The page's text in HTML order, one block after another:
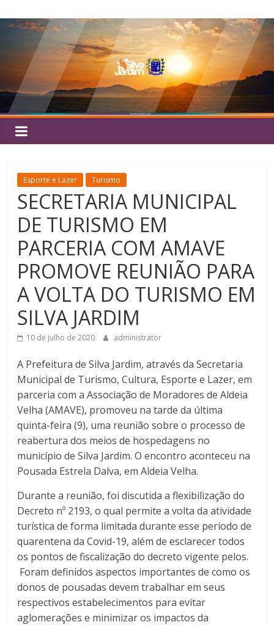
para
conteúdo
Silva
Jardim
Esporte e Lazer Turismo
SECRETARIA MUNICIPAL
DE TURISMO EM
PARCERIA COM AMAVE
PROMOVE REUNIÃO PARA
A VOLTA DO TURISMO EM
SILVA JARDIM
10 de julho de 2020 administrator
A Prefeitura de Silva Jardim, através da Secretaria
Municipal de Turismo, Cultura, Esporte e Lazer, em
parceria com a Associação de Moradores de Aldeia
Velha (AMAVE), promoveu na tarde da última
quinta-feira (9), uma reunião sobre o processo de
reabertura dos meios de hospedagens no
município de Silva Jardim. O encontro aconteceu na
Pousada Estrela Dalva, em Aldeia Velha.
Durante a reunião, foi discutida a flexibilização do
Decreto nº 2193, o qual permite a volta da atividade
turística de forma limitada durante esse período de
quarentena da Covid-19, além de esclarecer todos
os pontos de fiscalização do decreto vigente pelos.
Foram definidos aspectos importantes de como os
donos de pousadas devem trabalhar em seus
respectivos estabelecimentos para evitar
aglomerações e minimizar os impactos da